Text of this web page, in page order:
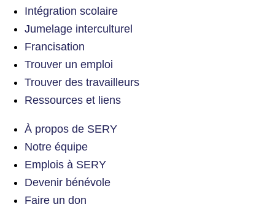
Intégration scolaire
Jumelage interculturel
Francisation
Trouver un emploi
Trouver des travailleurs
Ressources et liens
À propos de SERY
Notre équipe
Emplois à SERY
Devenir bénévole
Faire un don